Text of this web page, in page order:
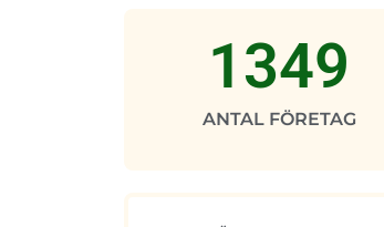
ANTAL FÖRETAG
1349